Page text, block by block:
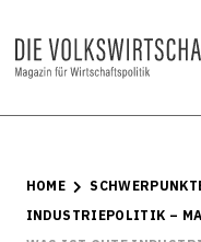
HOME
INDUSTRIEPOLITIK –